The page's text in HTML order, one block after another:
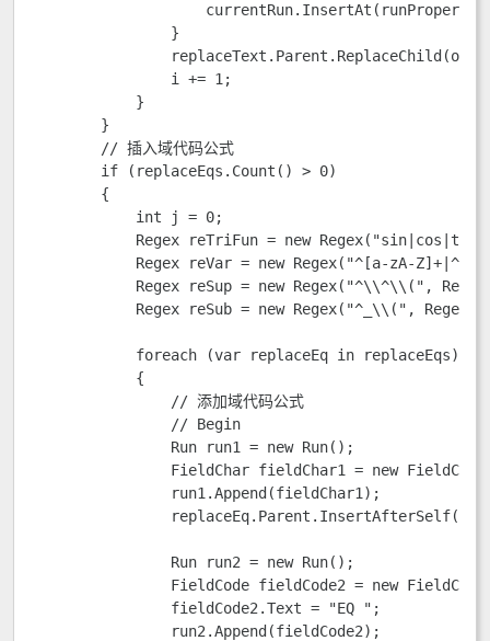
                }
                i += 1;
            }
        }
        // 插入域代码公式
        if (replaceEqs.Count() > 0)
        {
            int j = 0;
Regex reTriFun = new
Regex reVar = new Regex("^[a-zA-
Regex reSup = new Regex("^\\^\\(",
Regex reSub = new Regex("^_\\(",
            foreach (var replaceEq in replaceEqs)
            {
                // 添加域代码公式
                // Begin
                Run run1 = new Run();
FieldChar fieldChar1 = new
                run1.Append(fieldChar1);
                Run run2 = new Run();
FieldCode fieldCode2 = new
                fieldCode2.Text = "EQ ";
                run2.Append(fieldCode2);